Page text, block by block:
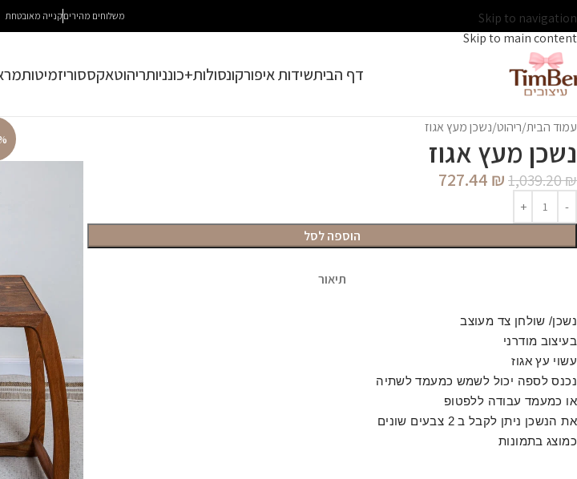
Skip to navigation
Skip to main content
משלוחים מהיריםקנייה מאובטחת
דף הביתשידות איפורקונסולות+כונניותריהוטאקססוריזמיטות
עמוד הבית ריהוט נשכן מעץ אגוז
נשכן מעץ אגוז
1,039.20₪
727.44 ₪
הוספה לסל
תיאור
נשכן/ שולחן צד מעוצב
בעיצוב מודרני
עשוי עץ אגוז
נכנס לספה יכול לשמש כמעמד לשתיה
או כמעמד עבודה ללפטופ
את הנשכן ניתן לקבל ב 2 צבעים שונים
כמוצג בתמונות